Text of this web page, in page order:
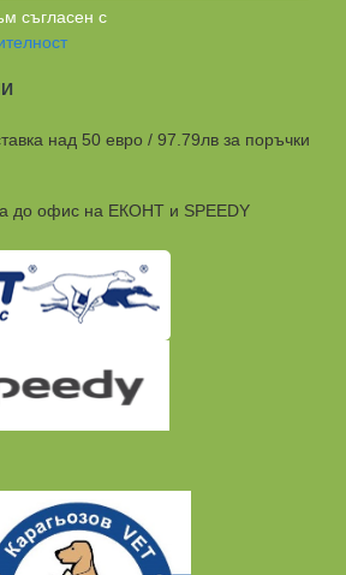
съгласен с
над 50 евро / 97.79лв за поръчки
до офис на ЕКОНТ и SPEEDY